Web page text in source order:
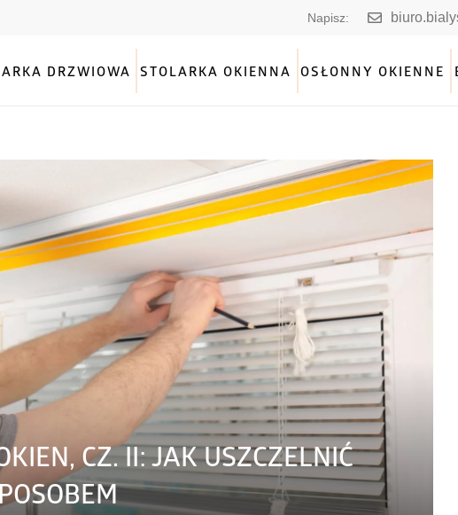
Napisz:
DRZWIOWA STOLARKA OKIENNA OSŁONNY OKIENNE
CZ. II: JAK USZCZELNIĆ